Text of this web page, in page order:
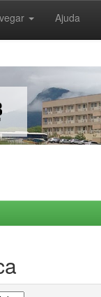
Ajuda